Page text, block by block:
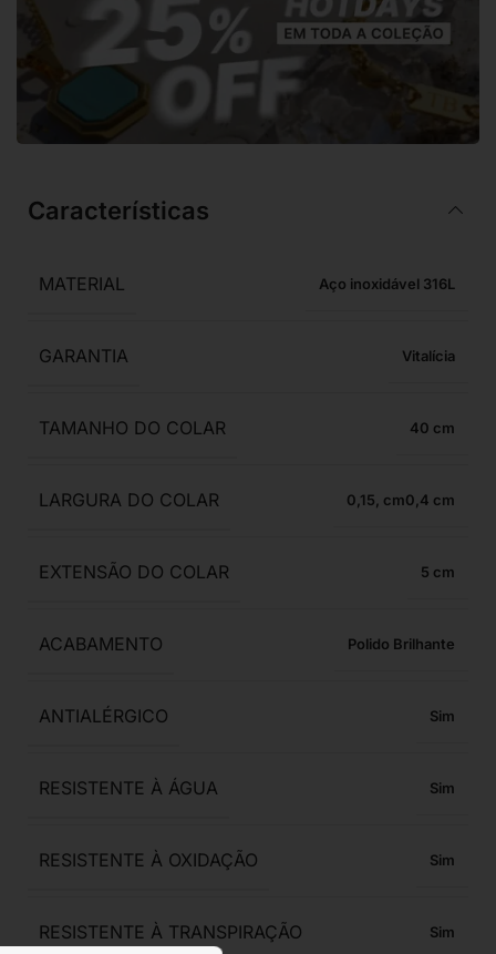
Características
MATERIAL Aço inoxidável 316L
GARANTIA Vitalícia
TAMANHO DO COLAR 40
LARGURA DO COLAR 0,15, 0,4
EXTENSÃO DO COLAR 5
ACABAMENTO Polido Brilhante
ANTIALÉRGICO Sim
RESISTENTE À ÁGUA Sim
RESISTENTE À OXIDAÇÃO Sim
RESISTENTE À TRANSPIRAÇÃO Sim